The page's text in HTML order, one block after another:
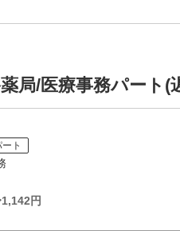
局/医療事務パート(
ト
1,142 円